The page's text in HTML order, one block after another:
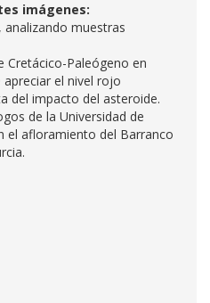
imágenes:
analizando muestras
Cretácico-Paleógeno en
apreciar el nivel rojo
del impacto del asteroide.
de la Universidad de
el afloramiento del Barranco